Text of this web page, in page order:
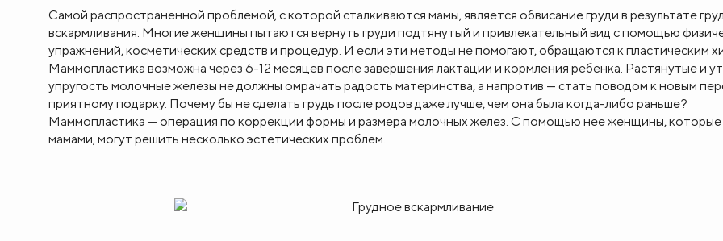
Самой распространенной проблемой, с которой сталкиваются мамы, является обвисание груди в результате
вскармливания. Многие женщины пытаются вернуть груди подтянутый и привлекательный вид с помощью
упражнений, косметических средств и процедур. И если эти методы не помогают, обращаются к пластическим
Маммопластика возможна через 6-12 месяцев после завершения лактации и кормления ребенка. Растянутые и
упругость молочные железы не должны омрачать радость материнства, а напротив — стать поводом к новым
приятному подарку. Почему бы не сделать грудь после родов даже лучше, чем она была когда-либо раньше?
Маммопластика — операция по коррекции формы и размера молочных желез. С помощью нее женщины, которые
мамами, могут решить несколько эстетических проблем.